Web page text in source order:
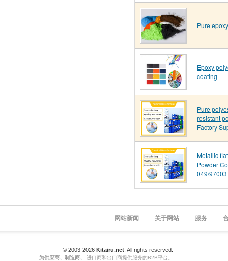
Pure
Epoxy
coating
Pure
resistant
Factory
Metallic
Powder
049/97003
网站新闻 关于网站 服务
© 2003-2026 Kitairu.net. All rights reserved.
为供应商、制造商、 进口商和出口商提供服务的B2B平台。